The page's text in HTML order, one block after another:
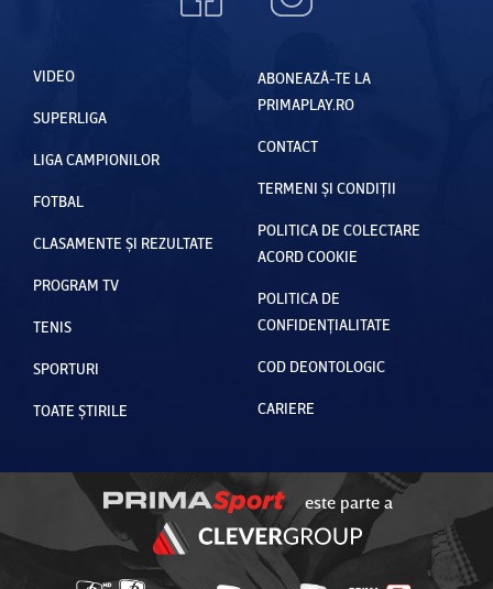
VIDEO
SUPERLIGA
LIGA CAMPIONILOR
FOTBAL
CLASAMENTE ȘI REZULTATE
PROGRAM TV
TENIS
SPORTURI
TOATE ȘTIRILE
ABONEAZĂ-TE LA
PRIMAPLAY.RO
CONTACT
TERMENI ȘI CONDIȚII
POLITICA DE COLECTARE
ACORD COOKIE
POLITICA DE
CONFIDENȚIALITATE
COD DEONTOLOGIC
CARIERE
este parte a